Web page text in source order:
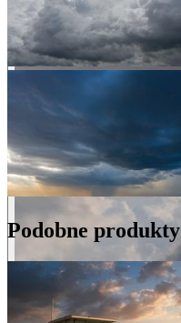
Podobne produkty